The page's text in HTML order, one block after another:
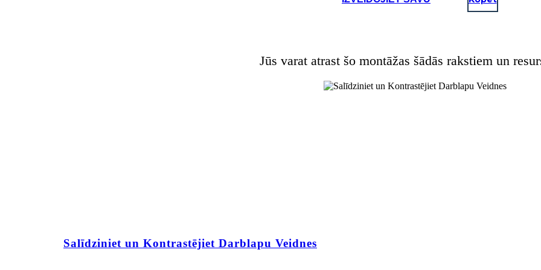
Jūs varat atrast šo montāžas šādās rakstiem un
Salīdziniet un Kontrastējiet Darblapu Veidnes